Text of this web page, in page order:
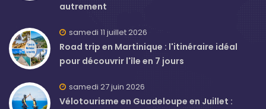
autrement
samedi 11 juillet 2026
Road trip en Martinique : l'itinéraire idéal
pour découvrir l'île en 7 jours
samedi 27 juin 2026
Vélotourisme en Guadeloupe en Juillet :